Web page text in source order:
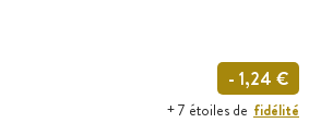
- 1,24 €
+ 7 étoiles de fidélité